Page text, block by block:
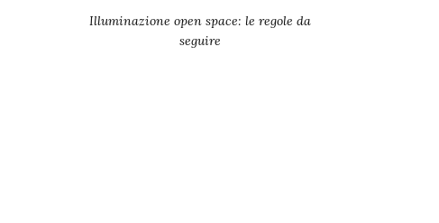
Illuminazione open space: le regole da
seguire